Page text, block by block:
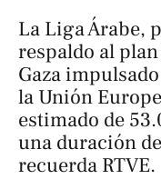
La Liga Árabe,
respaldo al
Gaza
la Unión
estimado de
una duración
recuerda RTVE.